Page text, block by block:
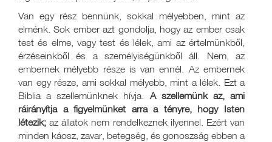
Van egy rész bennünk, sokkal mélyebben, mint az
elménk. Sok ember azt gondolja, hogy az ember csak
test és elme, vagy test és lélek, ami az értelmünkből,
érzéseinkből és a személyiségünkből áll. Nem, az
embernek mélyebb része is van ennél. Az embernek
van egy része, ami sokkal mélyebb, mint a lélek. Ezt a
Biblia a szellemünknek hívja. A szellemünk az, ami
ráirányítja a figyelmünket arra a tényre, hogy Isten
létezik;az állatok nem rendelkeznek ilyennel. Ezért van
minden káosz, zavar, betegség, és gonoszság ebben a